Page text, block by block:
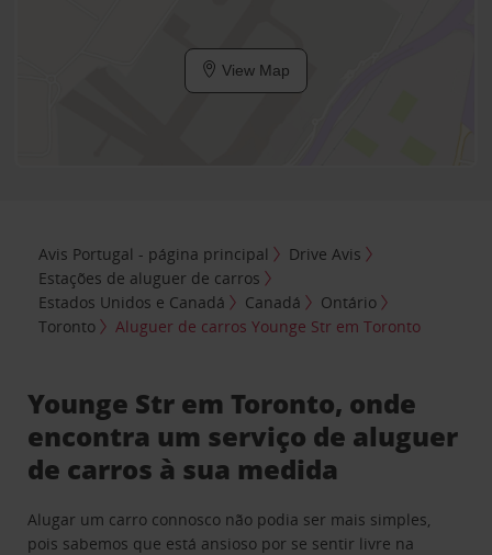
View Map
Avis Portugal - página principal
Drive Avis
Estações de aluguer de carros
Estados Unidos e Canadá
Canadá
Ontário
Toronto
Aluguer de carros Younge Str em Toronto
Younge Str em Toronto, onde
encontra um serviço de aluguer
de carros à sua medida
Alugar um carro connosco não podia ser mais simples,
pois sabemos que está ansioso por se sentir livre na